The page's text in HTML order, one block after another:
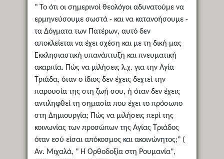
" Το ότι οι σημερινοί θεολόγοι αδυνατούμε να
ερμηνεύσουμε σωστά - και να κατανοήσουμε -
τα Δόγματα των Πατέρων, αυτό δεν
αποκλείεται να έχει σχέση και με τη δική μας
Εκκλησιαστική υπανάπτυξη και πνευματική
ακαρπία. Πώς να μιλήσεις λ.χ. για την Αγία
Τριάδα, όταν ο ίδιος δεν έχεις δεχτεί την
παρουσία της στη ζωή σου, ή όταν δεν έχεις
αντιληφθεί τη σημασία που έχει το πρόσωπο
στη Δημιουργία; Πώς να μιλήσεις περί της
κοινωνίας των προσώπων της Αγίας Τριάδος
όταν εσύ είσαι απόκοσμος και ακοινώνητος;" (
Αν. Μιχαλά, " Η Ορθοδοξία στη Ρουμανία",